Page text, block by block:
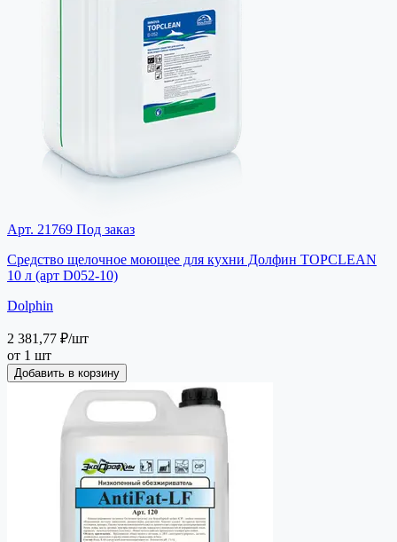
Арт. 21769 Под заказ
Средство щелочное моющее для кухни Долфин TOPCLEAN
10 л (арт D052-10)
Dolphin
2 381,77 ₽/шт
от 1 шт
Добавить в корзину